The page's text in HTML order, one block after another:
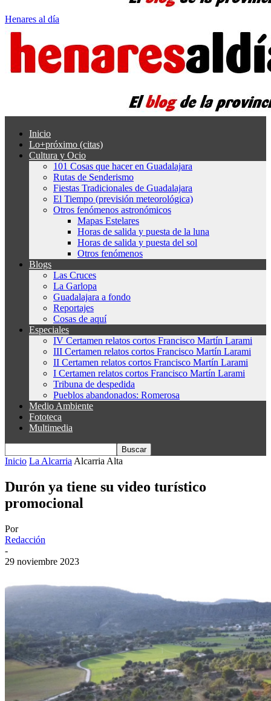
Henares al día
Inicio
Lo+próximo (citas)
Cultura y Ocio
101 Cosas que hacer en Guadalajara
Rutas de Senderismo
Fiestas Tradicionales de Guadalajara
El Tiempo (previsión meteorológica)
Otros fenómenos astronómicos
Mapas Estelares
Horas de salida y puesta de la luna
Horas de salida y puesta del sol
Otros fenómenos
Blogs
Las Cruces
La Garlopa
Guadalajara a fondo
Reportajes
Cosas de aquí
Especiales
IV Certamen relatos cortos Francisco Martín Larami
III Certamen relatos cortos Francisco Martín Larami
II Certamen relatos cortos Francisco Martín Larami
I Certamen relatos cortos Francisco Martín Larami
Tribuna de despedida
Pueblos abandonados: Romerosa
Medio Ambiente
Fototeca
Multimedia
Inicio La Alcarria Alcarria Alta
Durón ya tiene su video turístico
promocional
Por
Redacción
-
29 noviembre 2023